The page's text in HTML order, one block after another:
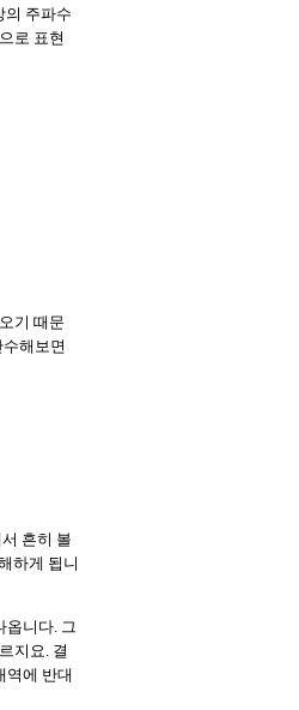
의 주파수
로 표현
기 때문
해보면
흔히 볼
하게 됩니
옵니다. 그
지요. 결
역에 반대